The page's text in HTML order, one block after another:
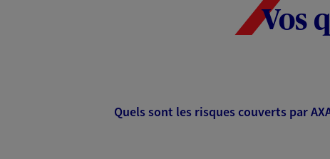
Vos
Quels sont les risques couverts par